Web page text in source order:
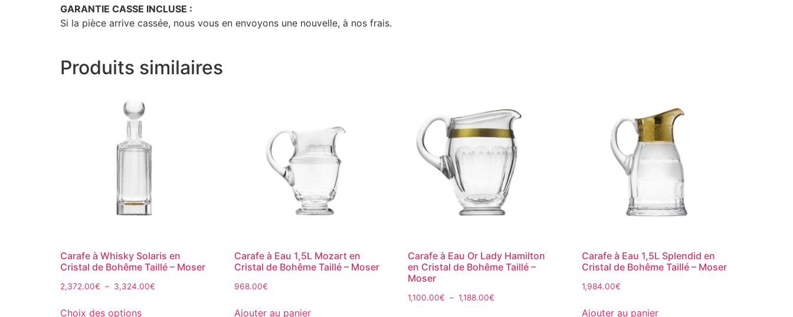
GARANTIE CASSE INCLUSE :
Si la pièce arrive cassée, nous vous en envoyons une nouvelle, à nos frais.
Produits similaires
Carafe à Whisky Solaris en
Cristal de Bohême Taillé – Moser
2,372.00€ – 3,324.00€
Choix des options
Carafe à Eau 1,5L Mozart en
Cristal de Bohême Taillé – Moser
968.00€
Ajouter au panier
Carafe à Eau Or Lady Hamilton
en Cristal de Bohême Taillé –
Moser
1,100.00€ – 1,188.00€
Carafe à Eau 1,5L Splendid en
Cristal de Bohême Taillé – Moser
1,984.00€
Ajouter au panier